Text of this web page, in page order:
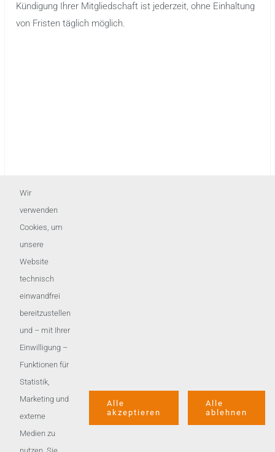
Kündigung Ihrer Mitgliedschaft ist jederzeit, ohne Einhaltung
von Fristen täglich möglich.
Wir
verwenden
Cookies, um
unsere
Website
technisch
einwandfrei
bereitzustellen
und – mit Ihrer
Einwilligung –
Funktionen für
Statistik,
Marketing und
externe
Medien zu
Alle
akzeptieren
Alle
ablehnen